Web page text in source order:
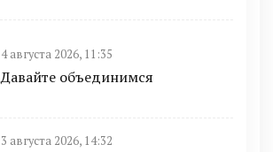
4 августа 2026, 11:35
Давайте объединимся
3 августа 2026, 14:32